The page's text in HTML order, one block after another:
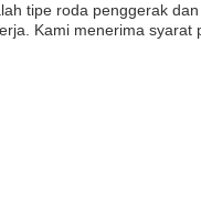
tipe roda penggerak
Kami menerima syarat